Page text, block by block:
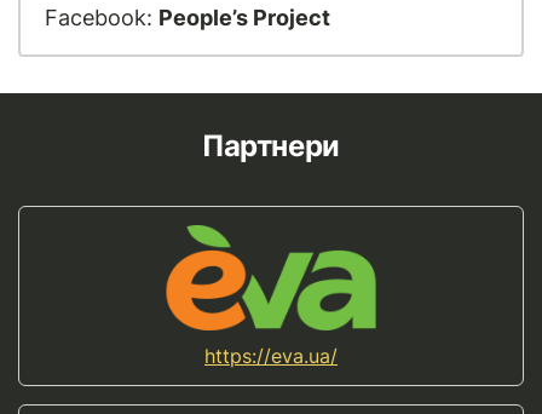
Facebook: People’s Project
Партнери
https://eva.ua/